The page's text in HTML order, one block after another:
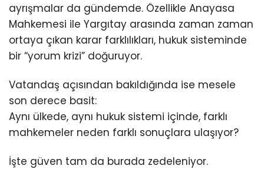
ayrışmalar da gündemde. Özellikle Anayasa
Mahkemesi ile Yargıtay arasında zaman zaman
ortaya çıkan karar farklılıkları, hukuk sisteminde
bir “yorum krizi” doğuruyor.
Vatandaş açısından bakıldığında ise mesele
son derece basit:
Aynı ülkede, aynı hukuk sistemi içinde, farklı
mahkemeler neden farklı sonuçlara ulaşıyor?
İşte güven tam da burada zedeleniyor.